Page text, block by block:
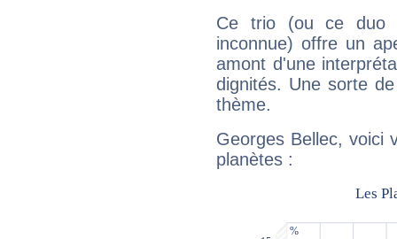
Ce trio (ou ce duo
inconnue) offre un
amont d'une
dignités. Une sorte
thème.
Georges Bellec, voici
planètes :